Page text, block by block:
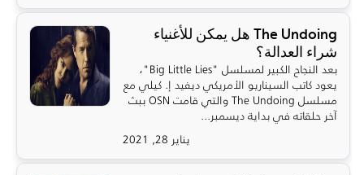
The Undoing هل يمكن للأغنياء
شراء العدالة؟
بعد النجاح الكبير لمسلسل "Big Little Lies"،
يعود كاتب السيناريو الأمريكي ديفيد إ. كيلي مع
مسلسل The Undoing والتي قامت OSN ببث
آخر حلقاته في بداية ديسمبر...
يناير 28, 2021